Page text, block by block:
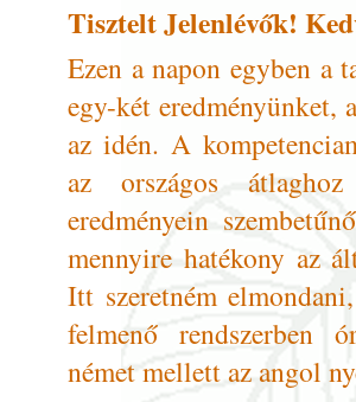
Tisztelt Jelenlévők!
Ezen a napon egyben a
egy-két eredményünket,
az idén. A
az országos
eredményein
mennyire hatékony az
Itt szeretném
felmenő rendszerben
német mellett az angol